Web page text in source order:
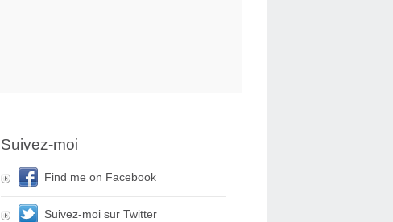
Suivez-moi
Find me on Facebook
Suivez-moi sur Twitter